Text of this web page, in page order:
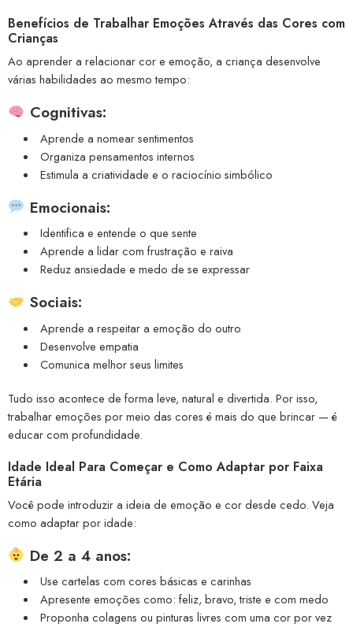
Benefícios de Trabalhar Emoções Através das Cores com
Crianças
Ao aprender a relacionar cor e emoção, a criança desenvolve
várias habilidades ao mesmo tempo:
Cognitivas:
Aprende a nomear sentimentos
Organiza pensamentos internos
Estimula a criatividade e o raciocínio simbólico
Emocionais:
Identifica e entende o que sente
Aprende a lidar com frustração e raiva
Reduz ansiedade e medo de se expressar
Sociais:
Aprende a respeitar a emoção do outro
Desenvolve empatia
Comunica melhor seus limites
Tudo isso acontece de forma leve, natural e divertida. Por isso,
trabalhar emoções por meio das cores é mais do que brincar — é
educar com profundidade.
Idade Ideal Para Começar e Como Adaptar por Faixa
Etária
Você pode introduzir a ideia de emoção e cor desde cedo. Veja
como adaptar por idade:
De 2 a 4 anos:
Use cartelas com cores básicas e carinhas
Apresente emoções como: feliz, bravo, triste e com medo
Proponha colagens ou pinturas livres com uma cor por vez